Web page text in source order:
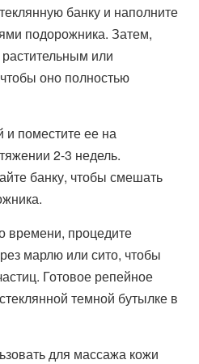
банку и наполните
подорожника. Затем,
или
оно полностью
и поместите ее на
2-3 недель.
банку, чтобы смешать
времени, процедите
марлю или сито, чтобы
Готовое репейное
темной бутылке в
для массажа кожи